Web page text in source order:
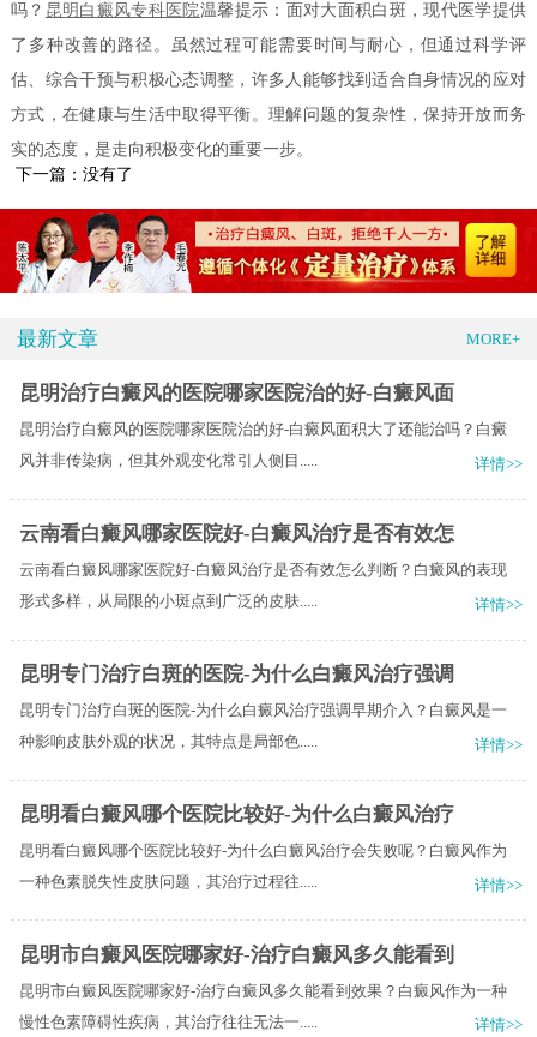
吗？ 昆明白癜风专科医院温馨提示：面对大面积白斑，现代医学提供
了多种改善的路径。虽然过程可能需要时间与耐心，但通过科学评
估、综合干预与积极心态调整，许多人能够找到适合自身情况的应对
方式，在健康与生活中取得平衡。理解问题的复杂性，保持开放而务
实的态度，是走向积极变化的重要一步。
下一篇：没有了
最新文章 MORE+
昆明治疗白癜风的医院哪家医院治的好-白癜风面
昆明治疗白癜风的医院哪家医院治的好-白癜风面积大了还能治吗？白癜
风并非传染病，但其外观变化常引人侧目.....
详情>>
云南看白癜风哪家医院好-白癜风治疗是否有效怎
云南看白癜风哪家医院好-白癜风治疗是否有效怎么判断？白癜风的表现
形式多样，从局限的小斑点到广泛的皮肤.....
详情>>
昆明专门治疗白斑的医院-为什么白癜风治疗强调
昆明专门治疗白斑的医院-为什么白癜风治疗强调早期介入？白癜风是一
种影响皮肤外观的状况，其特点是局部色.....
详情>>
昆明看白癜风哪个医院比较好-为什么白癜风治疗
昆明看白癜风哪个医院比较好-为什么白癜风治疗会失败呢？白癜风作为
一种色素脱失性皮肤问题，其治疗过程往.....
详情>>
昆明市白癜风医院哪家好-治疗白癜风多久能看到
昆明市白癜风医院哪家好-治疗白癜风多久能看到效果？白癜风作为一种
慢性色素障碍性疾病，其治疗往往无法一.....
详情>>